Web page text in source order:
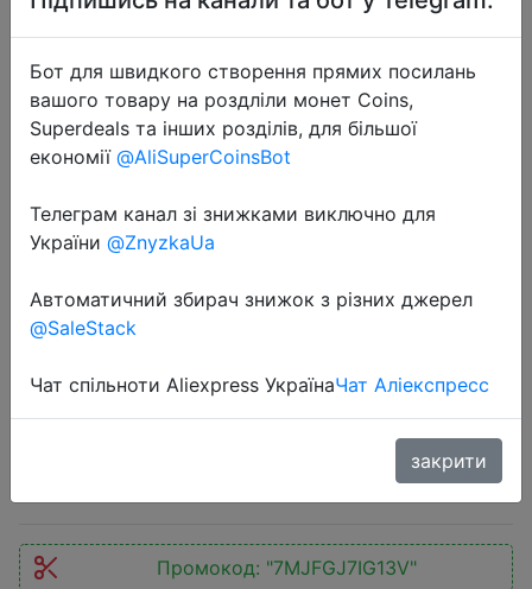
2022-11-03
2022 Luxury Polarized Sunglasses
Men Women Fashion Square Male
Eyeglasses Sport Shades UV400
Промокод: "7MJFGJ7IG13V"
Бот для швидкого створення прямих посилань
вашого товару на роздліли монет Coins,
Superdeals та інших розділів, для більшої
економії @AliSuperCoinsBot
Телеграм канал зі знижками виключно для
України @ZnyzkaUa
Автоматичний збирач знижок з різних джерел
@SaleStack
Чат спільноти Aliexpress УкраїнаЧат Аліекспресс
закрити